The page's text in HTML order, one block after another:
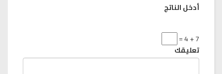
أدخل الناتج
7 + 4 =
تعليقك